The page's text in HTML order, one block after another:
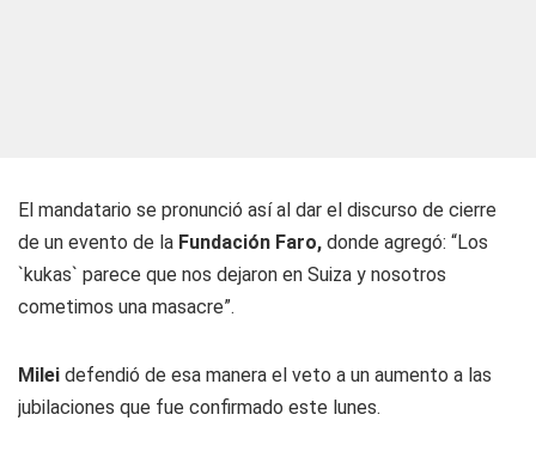
El mandatario se pronunció así al dar el discurso de cierre
de un evento de la Fundación Faro, donde agregó: “Los
`kukas` parece que nos dejaron en Suiza y nosotros
cometimos una masacre”.
Milei defendió de esa manera el veto a un aumento a las
jubilaciones que fue confirmado este lunes.